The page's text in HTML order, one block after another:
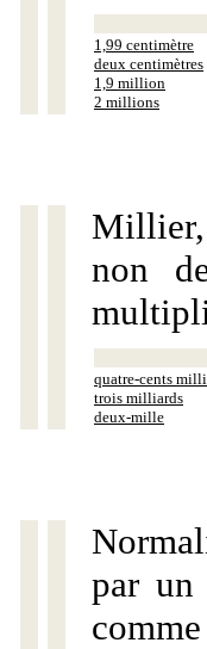
1,99 centimètre
deux centimètres
1,9 million
2 millions
non
quatre-cents
trois milliards
deux-mille
par un